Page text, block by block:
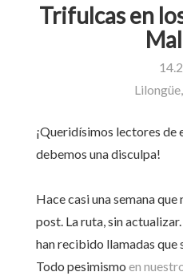
Trifulcas en
¡Queridísimos lectores de
debemos una disculpa!
Hace casi una semana
post. La ruta, sin
han recibido llamadas que
Todo pesimismo en